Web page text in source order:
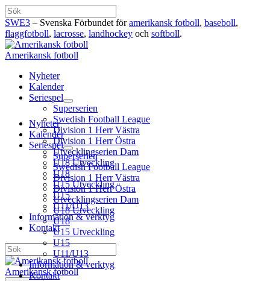
Hoppa
till
innehåll
Sök
SWE3 – Svenska Förbundet föramerikansk fotboll, baseboll,
flaggfotboll, lacrosse, landhockey och softboll.
Amerikansk fotboll
Nyheter
Kalender
Seriespel
Superserien
Swedish Football League
Division 1 Herr Västra
Division 1 Herr Östra
Utvecklingserien Dam
U18 Utveckling
U18
U15 Utveckling
U15
U11/U13
Information & verktyg
Kontakt
Sök
Amerikansk fotboll
Nyheter
Kalender
Seriespel
Superserien
Swedish Football League
Division 1 Herr Västra
Division 1 Herr Östra
Utvecklingserien Dam
U18 Utveckling
U18
U15 Utveckling
U15
U11/U13
Information & verktyg
Kontakt